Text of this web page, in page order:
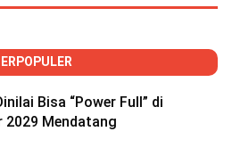
Bisa “Power Full” di
2029 Mendatang